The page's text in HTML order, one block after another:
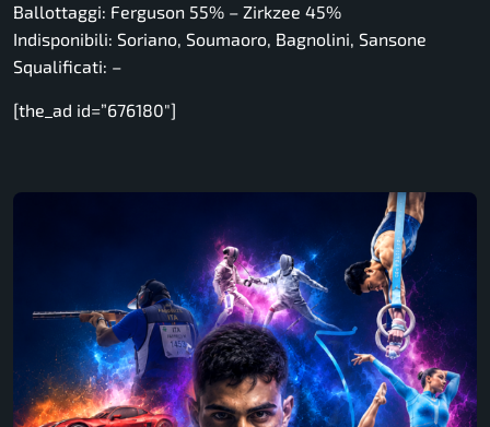
Ballottaggi: Ferguson 55% – Zirkzee 45%
Indisponibili: Soriano, Soumaoro, Bagnolini, Sansone
Squalificati: –
[the_ad id=”676180″]